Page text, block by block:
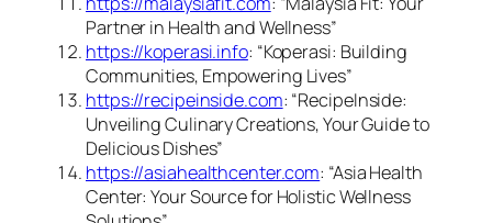
Partner in Health and Wellness”
https://koperasi.info: “Koperasi: Building
Communities, Empowering Lives”
https://recipeinside.com: “RecipeInside:
Unveiling Culinary Creations, Your Guide to
Delicious Dishes”
https://asiahealthcenter.com: “Asia Health
Center: Your Source for Holistic Wellness